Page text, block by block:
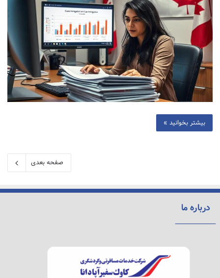
بیشتر بخوانید »
صفحه بعدی
درباره ما